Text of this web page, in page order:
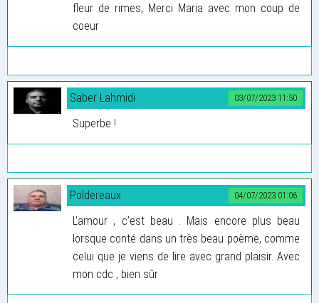
fleur de rimes, Merci Maria avec mon coup de
coeur
03/07/2023 11:50
Saber Lahmidi
Superbe !
04/07/2023 01:06
Poldereaux
L’amour , c’est beau . Mais encore plus beau
lorsque conté dans un très beau poème, comme
celui que je viens de lire avec grand plaisir. Avec
mon cdc , bien sûr